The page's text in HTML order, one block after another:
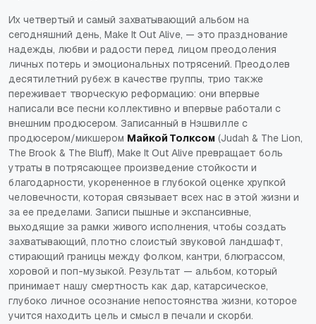
Их четвертый и самый захватывающий альбом на
сегодняшний день, Make It Out Alive, — это празднование
надежды, любви и радости перед лицом преодоления
личных потерь и эмоциональных потрясений. Преодолев
десятилетний рубеж в качестве группы, трио также
переживает творческую реформацию: они впервые
написали все песни коллективно и впервые работали с
внешним продюсером. Записанный в Нэшвилле с
продюсером/микшером Майкой Толксом (Judah & The Lion,
The Brook & The Bluff), Make It Out Alive превращает боль
утраты в потрясающее произведение стойкости и
благодарности, укорененное в глубокой оценке хрупкой
человечности, которая связывает всех нас в этой жизни и
за ее пределами. Записи пышные и экспансивные,
выходящие за рамки живого исполнения, чтобы создать
захватывающий, плотно слоистый звуковой ландшафт,
стирающий границы между фолком, кантри, блюграссом,
хоровой и поп-музыкой. Результат — альбом, который
принимает нашу смертность как дар, катарсическое,
глубоко личное осознание непостоянства жизни, которое
учится находить цель и смысл в печали и скорби.